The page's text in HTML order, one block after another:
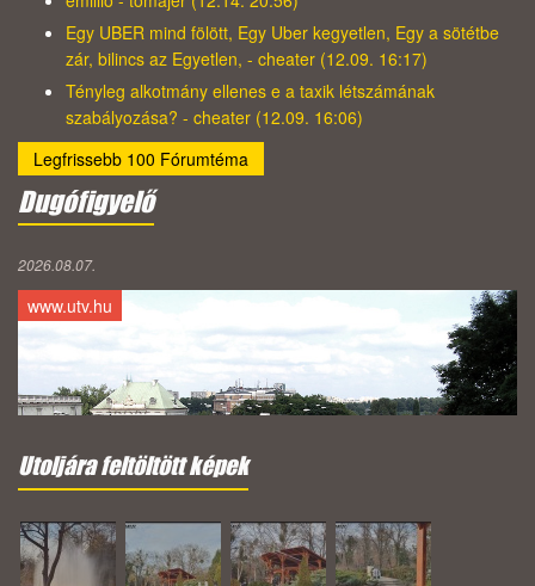
Egy UBER mind fölött, Egy Uber kegyetlen, Egy a sötétbe
zár, bilincs az Egyetlen, - cheater (12.09. 16:17)
Tényleg alkotmány ellenes e a taxik létszámának
szabályozása? - cheater (12.09. 16:06)
Legfrissebb 100 Fórumtéma
Dugófigyelő
2026.08.07.
www.utv.hu
Utoljára feltöltött képek